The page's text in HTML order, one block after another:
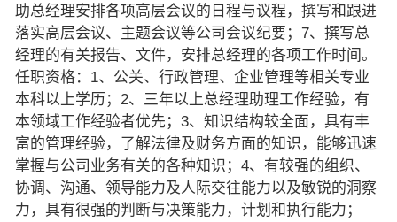
助总经理安排各项高层会议的日程与议程，撰写和跟进
落实高层会议、主题会议等公司会议纪要；7、撰写总
经理的有关报告、文件，安排总经理的各项工作时间。
任职资格：1、公关、行政管理、企业管理等相关专业
本科以上学历；2、三年以上总经理助理工作经验，有
本领域工作经验者优先；3、知识结构较全面，具有丰
富的管理经验，了解法律及财务方面的知识，能够迅速
掌握与公司业务有关的各种知识；4、有较强的组织、
协调、沟通、领导能力及人际交往能力以及敏锐的洞察
力，具有很强的判断与决策能力，计划和执行能力；